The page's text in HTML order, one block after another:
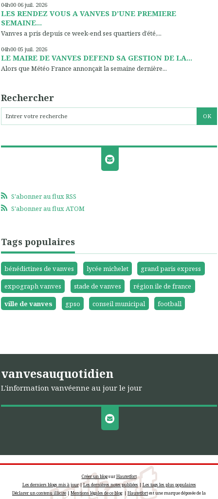
04h00 06 juil. 2026
LES RENDEZ VOUS A VANVES D’UNE PREMIERE
SEMAINE...
Vanves a pris depuis ce week-end ses quartiers d’été,...
04h00 05 juil. 2026
LE MAIRE DE VANVES DEFEND SA GESTION DE LA...
Alors que Météo France annonçait la semaine dernière...
Rechercher
S'abonner au flux RSS
S'abonner au flux ATOM
Tags populaires
bénédictines de vanves lycée michelet
grand paris express
expograph vanves
stade de vanves
région ile de france
ville de vanves
gpso conseil municipal football
vanvesauquotidien
L'information vanvéenne au jour le jour
Créer un blogsurHautetfort
Les derniers blogs mis à jour|Les dernières notes publiées |Les tags les plus populaires
Déclarer un contenu illicite|Mentions légales de ce blog| Hautetfortest une marque déposée de la